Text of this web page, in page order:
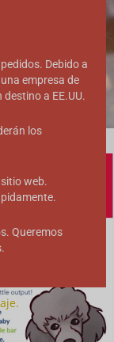
Debido a
empresa de
a EE.UU.
los
web.
Queremos